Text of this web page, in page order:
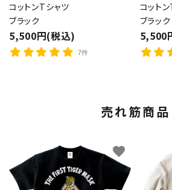
コットンTシャツ
ブラック
5,500円(税込)
7件
コット
ブラック
5,500
売れ筋商品
favorite